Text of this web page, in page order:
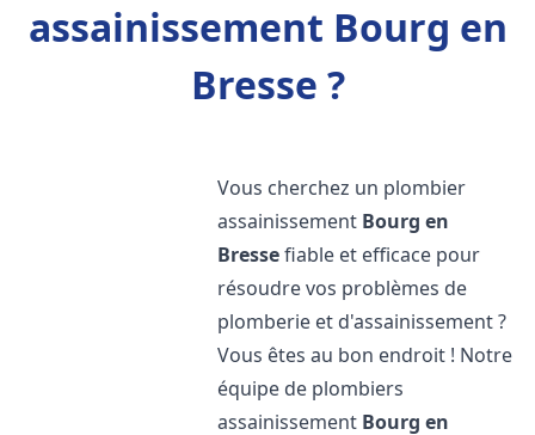
assainissement Bourg en
Bresse ?
Vous cherchez un plombier
assainissement Bourg en
Bressefiable et efficace pour
résoudre vos problèmes de
plomberie et d'assainissement ?
Vous êtes au bon endroit ! Notre
équipe de plombiers
assainissement Bourg en